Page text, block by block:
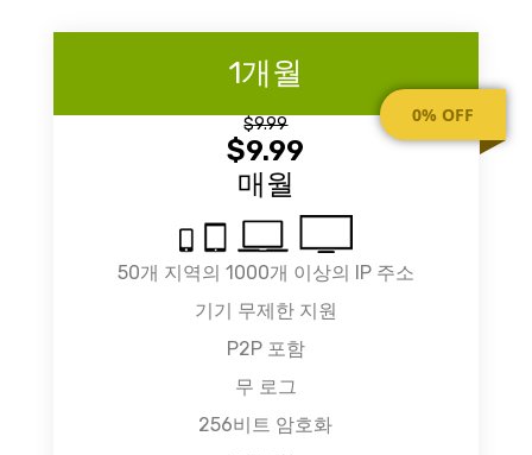
1개월
0% OFF
$9.99
$9.99
매월
50개 지역의 1000개 이상의 IP 주소
기기 무제한 지원
P2P 포함
무 로그
256비트 암호화